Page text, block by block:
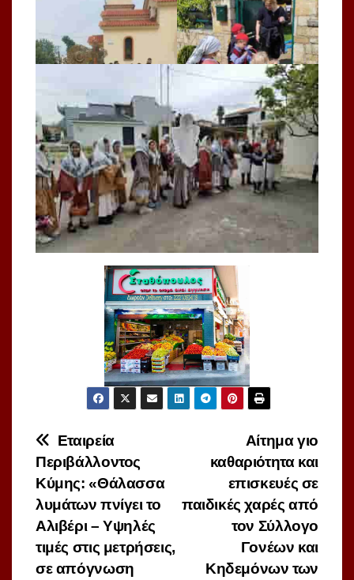
Πλοήγηση
άρθρων
Αίτημα γιο
καθαριότητα και
επισκευές σε
παιδικές χαρές από
τον Σύλλογο
Γονέων και
Κηδεμόνων των
Εταιρεία
Περιβάλλοντος
Κύμης: «Θάλασσα
λυμάτων πνίγει το
Αλιβέρι – Υψηλές
τιμές στις μετρήσεις,
σε απόγνωση